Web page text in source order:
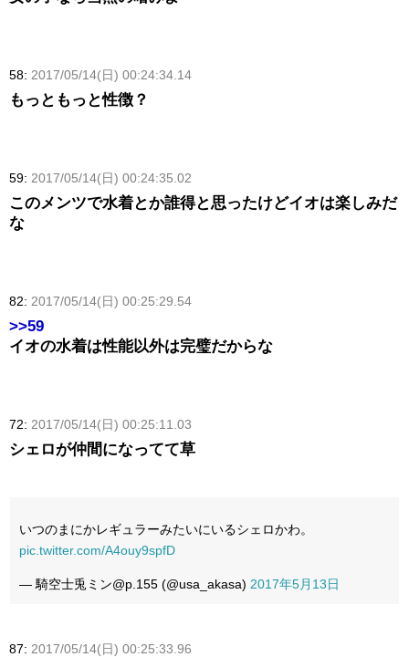
58: 2017/05/14(日) 00:24:34.14
もっともっと性徴？
59: 2017/05/14(日) 00:24:35.02
このメンツで水着とか誰得と思ったけどイオは楽しみだ
な
82: 2017/05/14(日) 00:25:29.54
>>59
イオの水着は性能以外は完璧だからな
72: 2017/05/14(日) 00:25:11.03
シェロが仲間になってて草
いつのまにかレギュラーみたいにいるシェロかわ。
pic.twitter.com/A4ouy9spfD
— 騎空士兎ミン@p.155 (@usa_akasa) 2017年5月13日
87: 2017/05/14(日) 00:25:33.96